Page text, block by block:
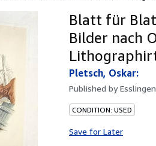
Blatt für
Bilder nach
Pletsch, Oskar:
Published by
CONDITION: USED
Save for Later